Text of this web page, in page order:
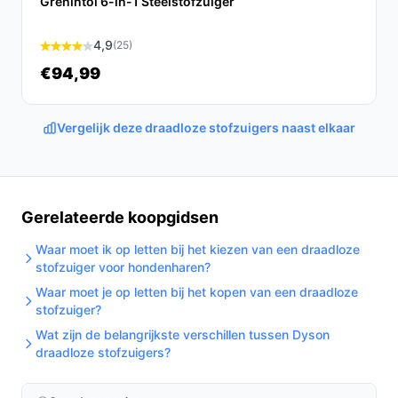
handleiding; de informatie vermeldt dat het filter
wasbaar is.
Gebruik de handunit voor meubels en moeilijk
Plaats de stofzuiger op een stabiele ondergrond,
controleer voordat je start of alle onderdelen goed zijn
gemonteerd en sluit het snoer aan op een geschikt
stopcontact. Zet het toestel pas aan nadat je deze
checks hebt uitgevoerd.
Concrete checks om in de handleiding/specs te
4,9(25)
€94,99
Vergelijk deze draadloze stofzuigers naast elkaar
Gerelateerde koopgidsen
Waar moet ik op letten bij het kiezen van een draadloze
stofzuiger voor hondenharen?
Waar moet je op letten bij het kopen van een draadloze
stofzuiger?
Wat zijn de belangrijkste verschillen tussen Dyson
draadloze stofzuigers?